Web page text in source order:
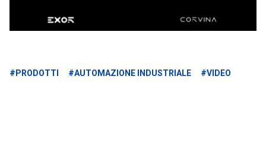
#PRODOTTI #AUTOMAZIONE INDUSTRIALE #VIDEO